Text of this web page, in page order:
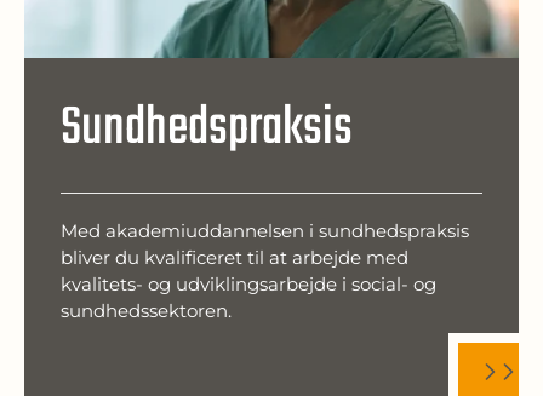
Sundhedspraksis
Med akademiuddannelsen i sundhedspraksis
bliver du kvalificeret til at arbejde med
kvalitets- og udviklingsarbejde i social- og
sundhedssektoren.